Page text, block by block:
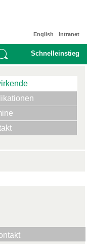
Intranet
English
Schnelleinstieg